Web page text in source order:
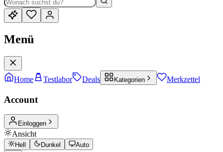
Menü
Home Testlabor Deals Kategorien Merkzettel
Account
Einloggen
Ansicht
Hell Dunkel Auto